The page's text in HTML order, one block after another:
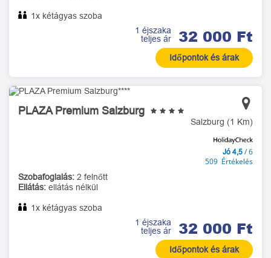
1x kétágyas szoba
1 éjszaka
teljes ár
32 000 Ft
Időpontok és árak
PLAZA Premium Salzburg
Salzburg (1 Km)
Jó 4,5 / 6
509 Értékelés
Szobafoglalás: 2 felnőtt
Ellátás: ellátás nélkül
1x kétágyas szoba
1 éjszaka
teljes ár
32 000 Ft
Időpontok és árak